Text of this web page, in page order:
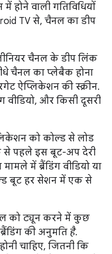
होने वाली गतिविधियों
TV से, चैनल का डीप
चैनल के डीप लिंक
चैनल का प्लेबैक होना
ऐप्लिकेशन की स्क्रीन.
वीडियो, और किसी दूसरी
को कोल्ड से लोड
से पहले इस बूट-अप देरी
में ब्रैंडिंग वीडियो या
बूट हर सेशन में एक से
को ट्यून करने में कुछ
की अनुमति है.
चाहिए, जितनी कि